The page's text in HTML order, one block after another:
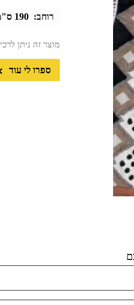
רוחב: 190 ס"מ
מוצר זה ניתן
ספרו לי עוד